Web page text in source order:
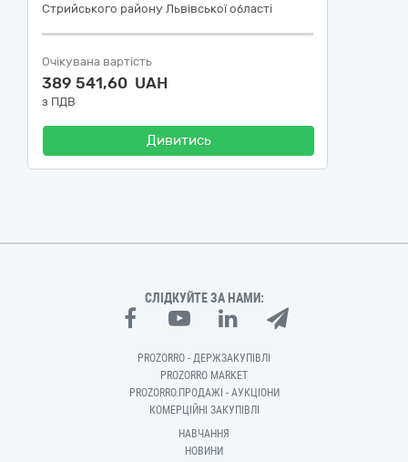
Стрийського району Львівської області
Очікувана вартість
389 541,60 UAH
з ПДВ
Дивитись
СЛІДКУЙТЕ ЗА НАМИ:
PROZORRO - ДЕРЖЗАКУПІВЛІ
PROZORRO MARKET
PROZORRO.ПРОДАЖІ - АУКЦІОНИ
КОМЕРЦІЙНІ ЗАКУПІВЛІ
НАВЧАННЯ
НОВИНИ